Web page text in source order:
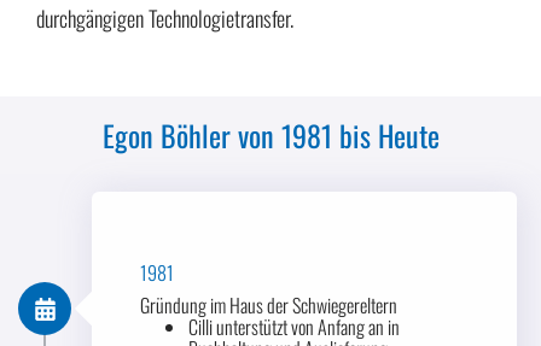
durchgängigen Technologietransfer.
Egon Böhler von 1981 bis Heute
1981
Gründung im Haus der Schwiegereltern
Cilli unterstützt von Anfang an in